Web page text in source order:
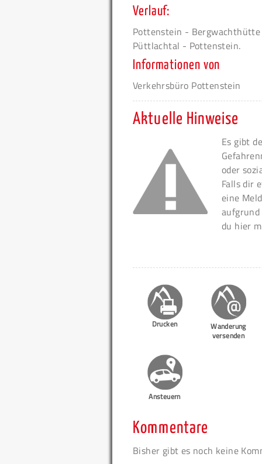
Verlauf:
Pottenstein -
Püttlachtal - Pottenstein.
Informationen von
Verkehrsbüro Pottenstein
Aktuelle Hinweise
Es gibt
oder
Falls dir
eine
du hier
Drucken
Wanderung
versenden
Ansteuern
Kommentare
Bisher gibt es noch keine